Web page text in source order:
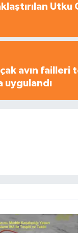
Utku
avın
uygulandı